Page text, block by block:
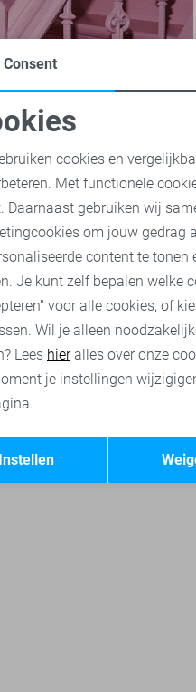
de Yong t-shirts Only t-
cookies
cookies
Terug
Consent
cookies en
Met functionele
Daarnaast gebruiken wij
om jouw gedrag
content te tonen
Je kunt zelf bepalen welke
voor alle cookies, of
Wil je alleen
Lees hieralles over onze
je instellingen